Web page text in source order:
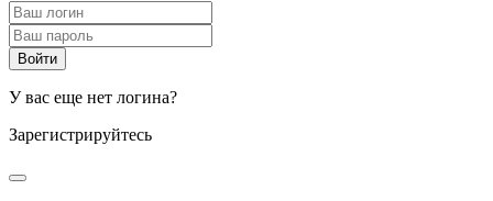
У вас еще нет логина?
Зарегистрируйтесь